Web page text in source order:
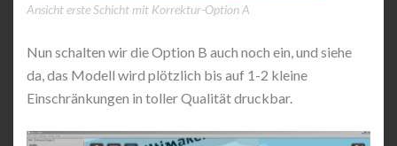
Ansicht erste Schicht mit Korrektur-Option A
Nun schalten wir die Option B auch noch ein, und siehe
da, das Modell wird plötzlich bis auf 1-2 kleine
Einschränkungen in toller Qualität druckbar.